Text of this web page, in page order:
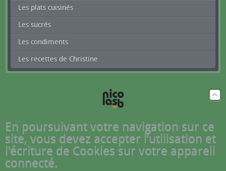
Les plats cuisinés
Les sucrés
Les condiments
Les recettes de Christine
En poursuivant votre navigation sur ce
site, vous devez accepter l’utilisation et
l'écriture de Cookies sur votre appareil
connecté.